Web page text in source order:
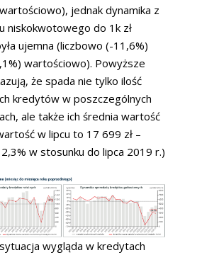
jednak dynamika z
niskokwotowego do 1k zł
ujemna (liczbowo (-11,6%)
wartościowo). Powyższe
że spada nie tylko ilość
kredytów w poszczególnych
ale także ich średnia wartość
w lipcu to 17 699 zł –
w stosunku do lipca 2019 r.)
wygląda w kredytach